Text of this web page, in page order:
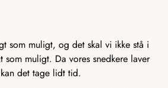
som muligt, og det skal vi ikke stå i
muligt. Da vores snedkere laver
det tage lidt tid.